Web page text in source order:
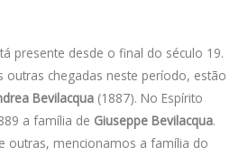
presente desde o final do século 19.
outras chegadas neste período, estão
Bevilacqua (1887). No Espírito
a família de Giuseppe Bevilacqua.
outras, mencionamos a família do